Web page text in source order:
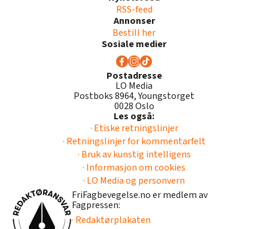
RSS-feed
Annonser
Bestill her
Sosiale medier
Postadresse
LO Media
Postboks 8964, Youngstorget
0028 Oslo
Les også:
· Etiske retningslinjer
· Retningslinjer for kommentarfelt
· Bruk av kunstig intelligens
· Informasjon om cookies
· LO Media og personvern
FriFagbevegelse.no er medlem av
Fagpressen:
· Redaktørplakaten